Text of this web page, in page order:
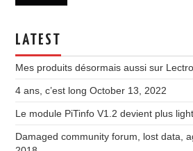
LATEST
Mes produits désormais aussi sur
4 ans, c’est long October 13, 2022
Le module PiTinfo V1.2 devient plus light
Damaged community forum, lost data,